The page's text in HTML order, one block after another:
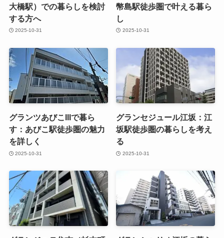
大橋駅）での暮らしを検討
する方へ
2025-10-31
幣島駅徒歩圏で叶える暮ら
し
2025-10-31
グランツあびこIIIで暮ら
す：あびこ駅徒歩圏の魅力
を詳しく
2025-10-31
グランセジュール江坂：江
坂駅徒歩圏の暮らしを考え
る
2025-10-31